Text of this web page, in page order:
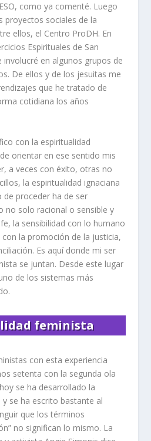
como ya comenté. Luego
proyectos sociales de la
ellos, el Centro ProDH. En
Espirituales de San
involucré en algunos grupos de
De ellos y de los jesuitas me
que he tratado de
cotidiana los años
con la espiritualidad
orientar en ese sentido mis
a veces con éxito, otras no
la espiritualidad ignaciana
proceder ha de ser
no solo racional o sensible y
la sensibilidad con lo humano
la promoción de la justicia,
Es aquí donde mi ser
se juntan. Desde este lugar
de los sistemas más
feminista
con esta experiencia
setenta con la segunda ola
se ha desarrollado la
se ha escrito bastante al
que los términos
no significan lo mismo. La